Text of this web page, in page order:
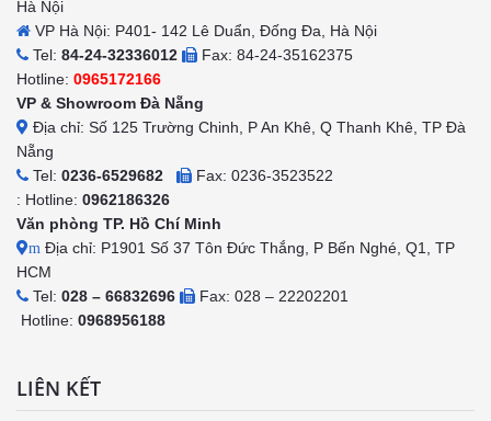
Hà Nội
VP Hà Nội: P401- 142 Lê Duẩn, Đống Đa, Hà Nội
Tel: 84-24-32336012
Fax: 84-24-35162375
Hotline: 0965172166
VP & Showroom Đà Nẵng
Địa chỉ: Số 125 Trường Chinh, P An Khê, Q Thanh Khê, TP Đà
Nẵng
Tel: 0236-6529682
Fax: 0236-3523522
: Hotline: 0962186326
Văn phòng TP. Hồ Chí Minh
m Địa chỉ: P1901 Số 37 Tôn Đức Thắng, P Bến Nghé, Q1, TP
HCM
Tel: 028 – 66832696
Fax: 028 – 22202201
Hotline: 0968956188
LIÊN KẾT